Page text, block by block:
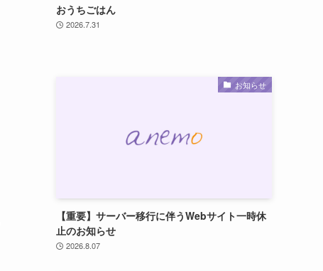
おうちごはん
2026.7.31
お知らせ
【重要】サーバー移行に伴うWebサイト一時休
止のお知らせ
2026.8.07